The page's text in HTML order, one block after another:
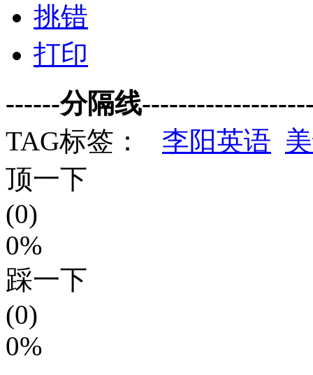
挑错
打印
------分隔线
TAG标签：
李阳英语
顶一下
(0)
0%
踩一下
(0)
0%